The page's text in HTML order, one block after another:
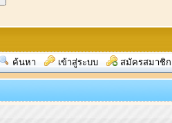
ค้นหา เข้าสู่ระบบ สมัครสมาชิก